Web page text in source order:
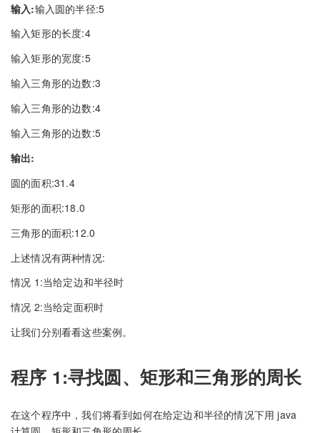
输入:输入圆的半径:5
输入矩形的长度:4
输入矩形的宽度:5
输入三角形的边数:3
输入三角形的边数:4
输入三角形的边数:5
输出:
圆的面积:31.4
矩形的面积:18.0
三角形的面积:12.0
上述情况有两种情况:
情况 1:当给定边和半径时
情况 2:当给定面积时
让我们分别看看这些案例。
程序 1:寻找圆、矩形和三角形的周长
在这个程序中，我们将看到如何在给定边和半径的情况下用 java